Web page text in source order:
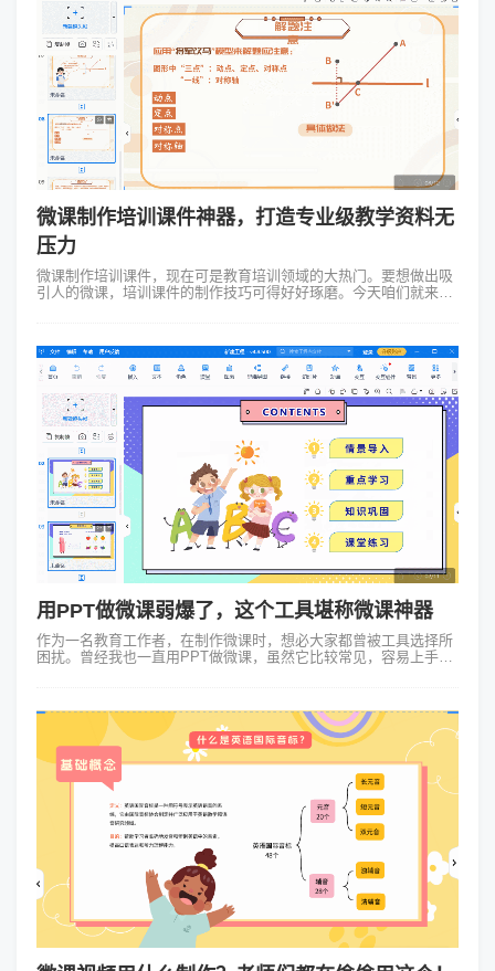
微课制作培训课件神器，打造专业级教学资料无
压力
微课制作培训课件，现在可是教育培训领域的大热门。要想做出吸
引人的微课，培训课件的制作技巧可得好好琢磨。今天咱们就来聊
用PPT做微课弱爆了，这个工具堪称微课神器
作为一名教育工作者，在制作微课时，想必大家都曾被工具选择所
困扰。曾经我也一直用PPT做微课，虽然它比较常见，容易上手，